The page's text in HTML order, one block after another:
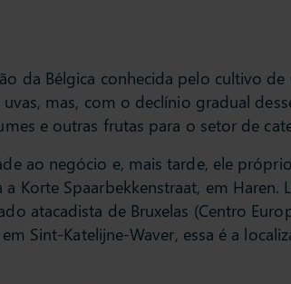
da Bélgica conhecida pelo cultivo de
uvas, mas, com o declínio gradual
e outras frutas para o setor de
ao negócio e, mais tarde, ele
a Korte Spaarbekkenstraat, em Haren.
atacadista de Bruxelas (Centro
Sint-Katelijne-Waver, essa é a